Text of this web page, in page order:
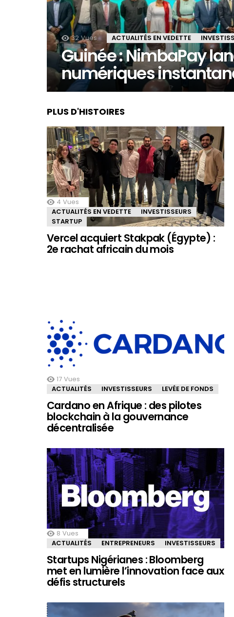
32 Vues ACTUALITÉS EN VEDETTE
Guinée : NimbaPay
numériques
PLUS D'HISTOIRES
4 Vues
ACTUALITÉS EN VEDETTE
INVESTISSEURS
STARTUP
Vercel acquiert Stakpak (Égypte) :
2e rachat africain du mois
17 Vues
ACTUALITÉS
INVESTISSEURS LEVÉE DE FONDS
Cardano en Afrique : des pilotes
blockchain à la gouvernance
décentralisée
8 Vues
ACTUALITÉS
ENTREPRENEURS INVESTISSEURS
Startups Nigérianes : Bloomberg
met en lumière l’innovation face aux
défis structurels